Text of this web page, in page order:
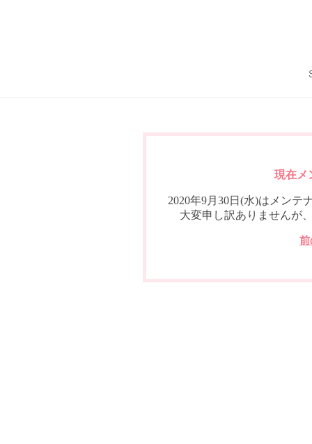
現在メ
2020年9月30日(水)はメンテ
大変申し訳ありませんが
前